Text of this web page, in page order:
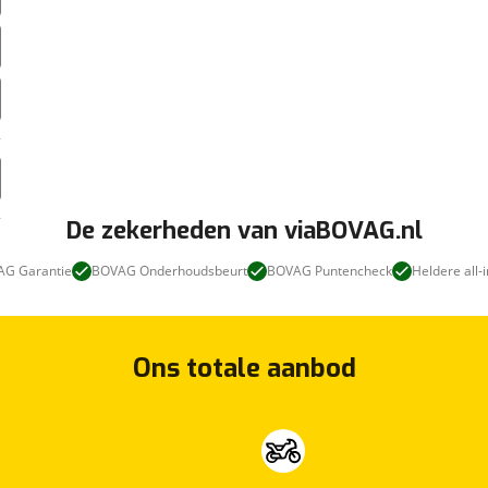
De zekerheden van viaBOVAG.nl
Garantie BOVAG Onderhoudsbeurt BOVAG Puntencheck Heldere all-
Ons totale aanbod